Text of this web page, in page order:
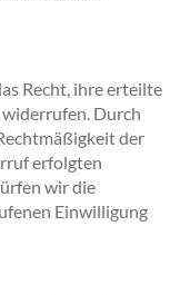
Recht, ihre erteilte
Durch
der
erfolgten
wir die
Einwilligung